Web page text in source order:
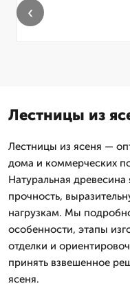
‹
Лестницы из
Лестницы из ясеня —
дома и коммерческих
Натуральная
прочность,
нагрузкам. Мы
особенности, этапы
отделки и
принять взвешенное
ясеня.